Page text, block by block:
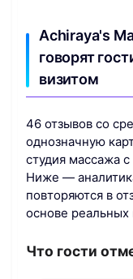
Achiraya's
говорят
визитом
46 отзывов со
однозначную
студия массажа
Ниже —
повторяются в
основе реальных
Что гости